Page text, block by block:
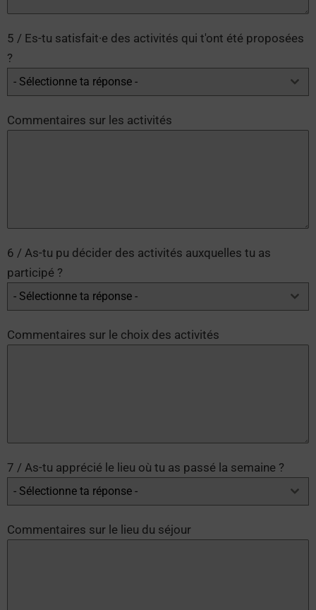
5 / Es-tu satisfait·e des activités qui t'ont été proposées
?
- Sélectionne ta réponse -
Commentaires sur les activités
6 / As-tu pu décider des activités auxquelles tu as
participé ?
- Sélectionne ta réponse -
Commentaires sur le choix des activités
7 / As-tu apprécié le lieu où tu as passé la semaine ?
- Sélectionne ta réponse -
Commentaires sur le lieu du séjour